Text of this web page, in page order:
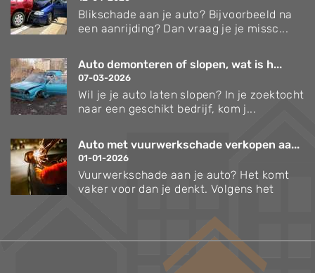
Blikschade aan je auto? Bijvoorbeeld na
een aanrijding? Dan vraag je je missc...
Auto demonteren of slopen, wat is h...
07-03-2026
Wil je je auto laten slopen? In je zoektocht
naar een geschikt bedrijf, kom j...
Auto met vuurwerkschade verkopen aa...
01-01-2026
Vuurwerkschade aan je auto? Het komt
vaker voor dan je denkt. Volgens het